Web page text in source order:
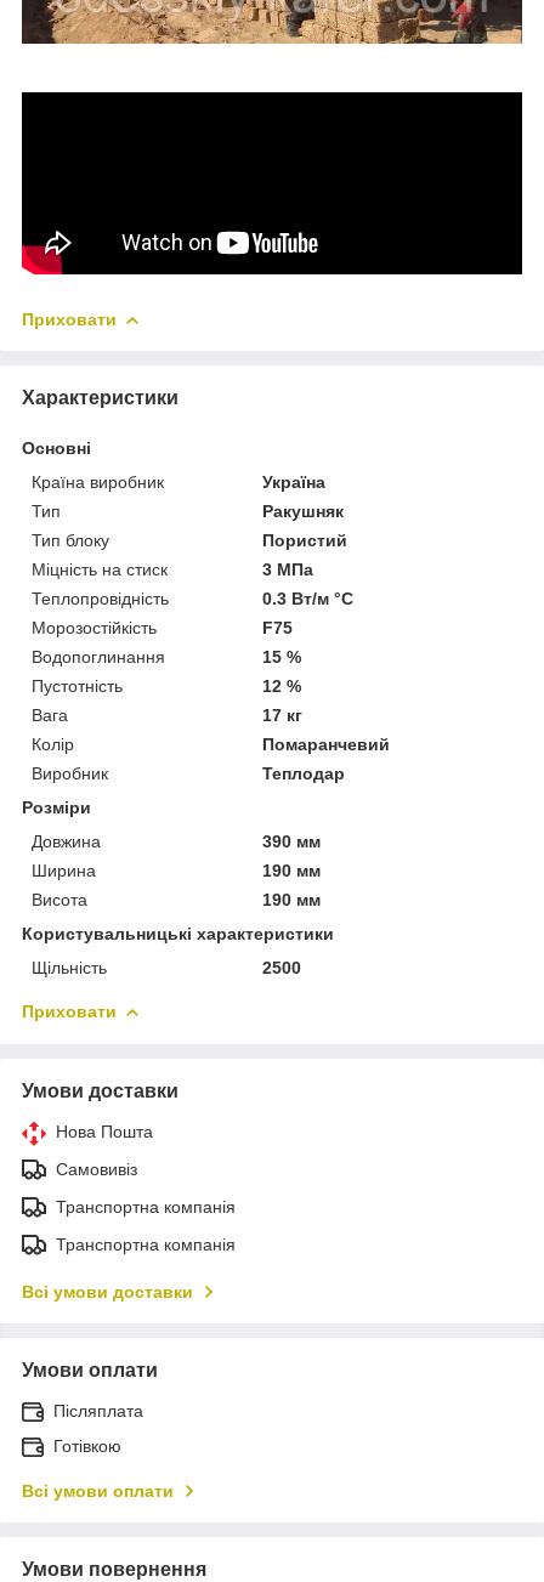
Приховати
Характеристики
Основні
Країна виробник
Україна
Тип
Ракушняк
Тип блоку
Пористий
Міцність на стиск
3 МПа
Теплопровідність
0.3 Вт/м °С
Морозостійкість
F75
Водопоглинання
15 %
Пустотність
12 %
Вага
17 кг
Колір
Помаранчевий
Виробник
Теплодар
Розміри
Довжина
390 мм
Ширина
190 мм
Висота
190 мм
Користувальницькі характеристики
Щільність
2500
Приховати
Умови доставки
Нова Пошта
Самовивіз
Транспортна компанія
Транспортна компанія
Всі умови доставки
Умови оплати
Післяплата
Готівкою
Всі умови оплати
Умови повернення